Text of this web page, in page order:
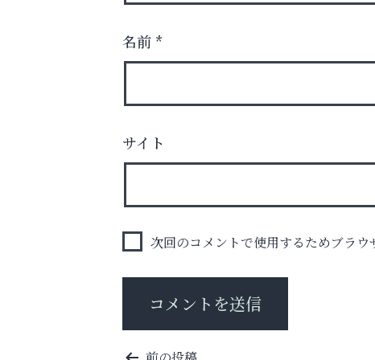
に知っておきたい子どもの近視対策～
便利屋ファースト
名前 *
サイト
次回のコメントで使用するためブラウ